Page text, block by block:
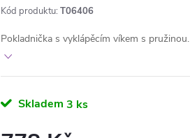
Kód produktu: T06406
Pokladnička s vyklápěcím víkem s pružinou.
Skladem 3 ks